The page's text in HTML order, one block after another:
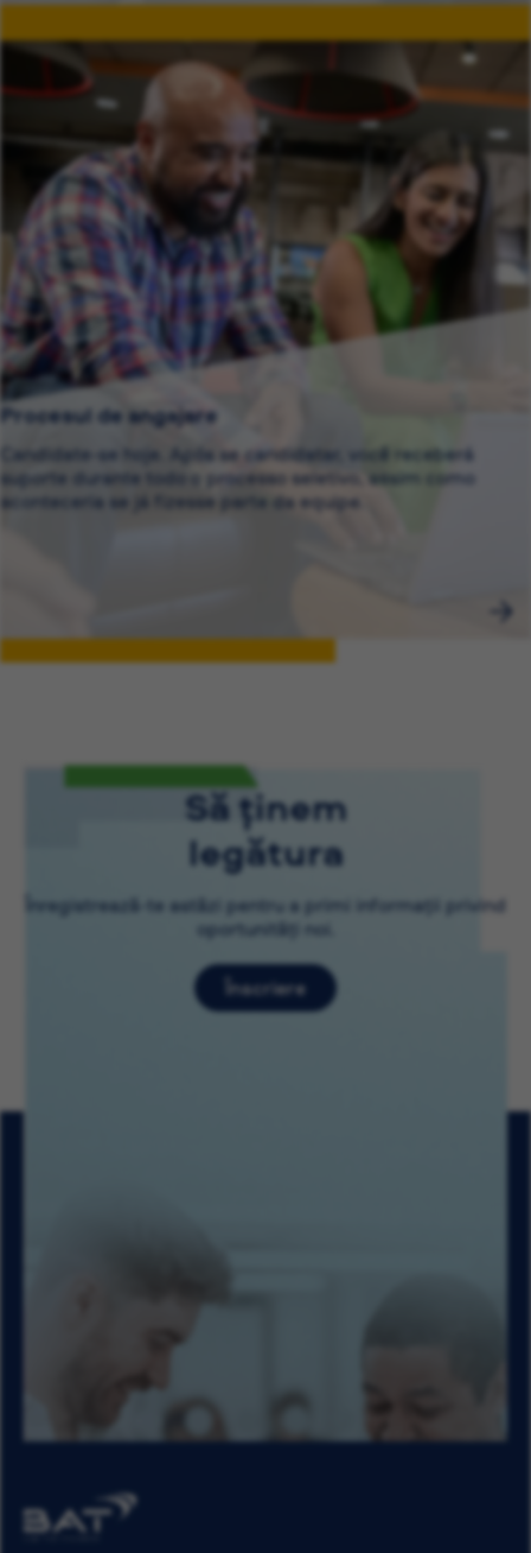
Procesul de angajare
Candidate-se hoje. Após se candidatar, você receberá
suporte durante todo o processo seletivo, assim como
aconteceria se já fizesse parte da equipe.
Să ținem
legătura
Înregistrează-te astăzi pentru a primi informații privind
oportunități noi.
Înscriere